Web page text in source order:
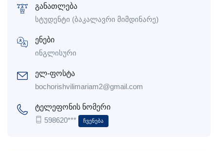
განათლება
სტუდენტი (ბაკალავრი მიმდინარე)
ენები
ინგლისური
ელ-ფოსტა
bochorishvilimariam2@gmail.com
ტელეფონის ნომერი
598620***
Ჩვენება